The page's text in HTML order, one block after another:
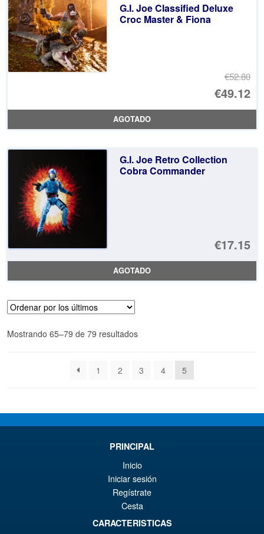
G.I. Joe Classified Deluxe
Croc Master & Fiona
€52.80
El
€49.12
El
AGOTADO
G.I. Joe Retro Collection
Cobra Commander
€17.15
AGOTADO
Mostrando 65–79 de 79 resultadosOrdenado
últimos
1 2 3 4 5
PRINCIPAL
Inicio
Iniciar sesión
Regístrate
Cesta
CARACTERISTICAS